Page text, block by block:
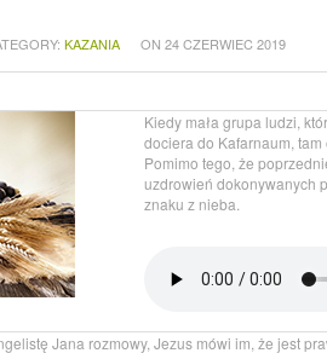
KAZANIA ON 24 CZERWIEC 2019
Kiedy mała grupa ludzi,
dociera do Kafarnaum,
Pomimo tego, że
uzdrowień dokonywanych
znaku z nieba.
Jana rozmowy, Jezus mówi im, że jest